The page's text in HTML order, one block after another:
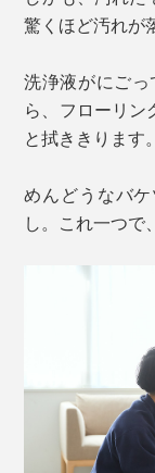
驚くほど汚れが
洗浄液がにご
ら、フローリン
と拭ききります。
めんどうなバ
し。これ一つで